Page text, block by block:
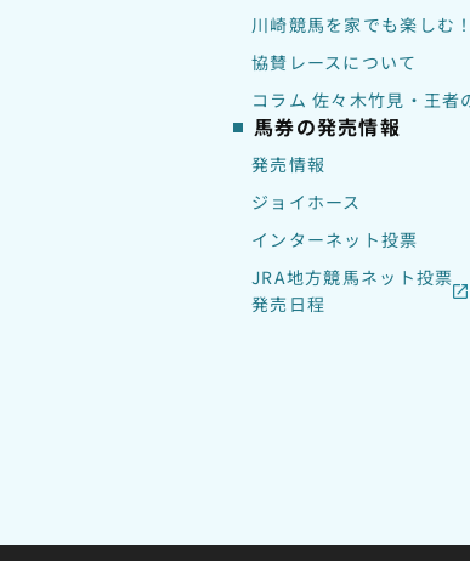
川崎競馬を家でも楽しむ！
協賛レースについて
コラム 佐々木竹見・王者
馬券の発売情報
発売情報
ジョイホース
インターネット投票
JRA地方競馬ネット投票
発売日程